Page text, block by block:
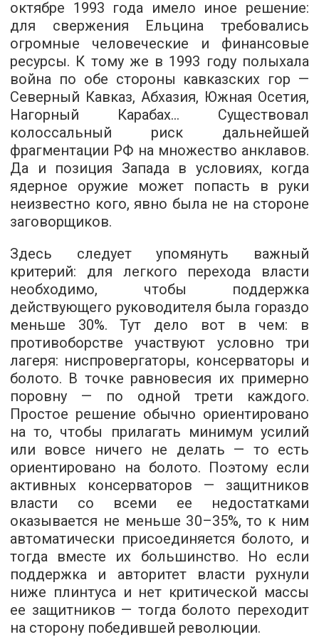
октябре 1993 года имело иное решение:
для свержения Ельцина требовались
огромные человеческие и финансовые
ресурсы. К тому же в 1993 году полыхала
война по обе стороны кавказских гор —
Северный Кавказ, Абхазия, Южная Осетия,
Нагорный Карабах… Существовал
колоссальный риск дальнейшей
фрагментации РФ на множество анклавов.
Да и позиция Запада в условиях, когда
ядерное оружие может попасть в руки
неизвестно кого, явно была не на стороне
заговорщиков.
Здесь следует упомянуть важный
критерий: для легкого перехода власти
необходимо, чтобы поддержка
действующего руководителя была гораздо
меньше 30%. Тут дело вот в чем: в
противоборстве участвуют условно три
лагеря: ниспровергаторы, консерваторы и
болото. В точке равновесия их примерно
поровну — по одной трети каждого.
Простое решение обычно ориентировано
на то, чтобы прилагать минимум усилий
или вовсе ничего не делать — то есть
ориентировано на болото. Поэтому если
активных консерваторов — защитников
власти со всеми ее недостатками
оказывается не меньше 30–35%, то к ним
автоматически присоединяется болото, и
тогда вместе их большинство. Но если
поддержка и авторитет власти рухнули
ниже плинтуса и нет критической массы
ее защитников — тогда болото переходит
на сторону победившей революции.